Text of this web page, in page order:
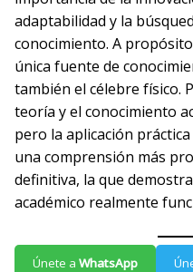
adaptabilidad y la
conocimiento. A
única fuente de
también el célebre físico.
teoría y el conocimiento
pero la aplicación
una comprensión más
definitiva, la que
académico realmente
Únete a WhatsApp